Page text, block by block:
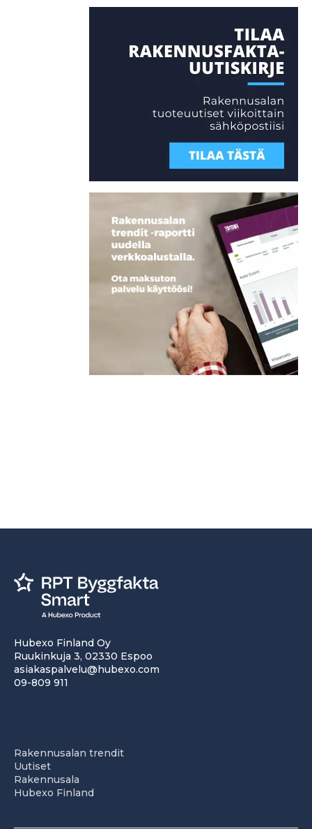
Hubexo Finland Oy
Ruukinkuja 3, 02330 Espoo
asiakaspalvelu@hubexo.com
09-809 911
Rakennusalan trendit
Uutiset
Rakennusala
Hubexo Finland